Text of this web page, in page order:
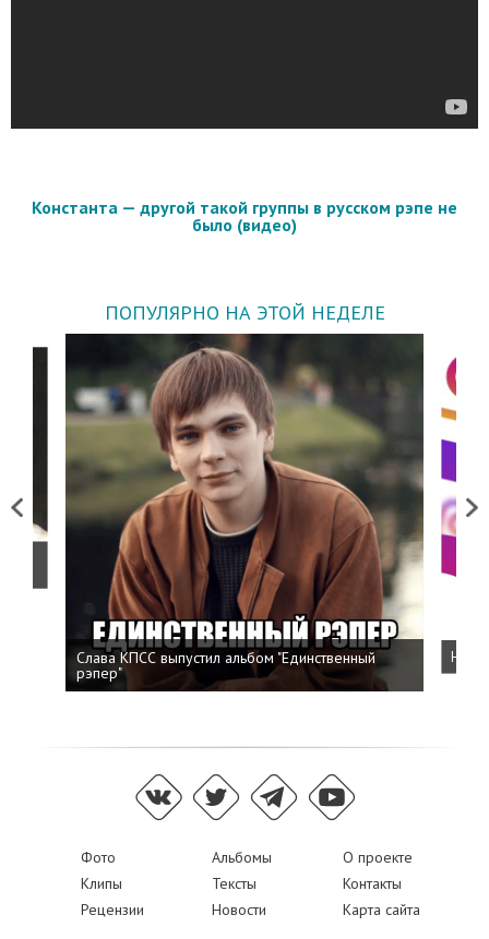
Константа — другой такой группы в русском рэпе не
было (видео)
ПОПУЛЯРНО НА ЭТОЙ НЕДЕЛЕ
Previous
Слава КПСС выпустил альбом "Единственный
рэпер"
Next
Фото Альбомы
О проекте
Клипы
Тексты
Контакты
Рецензии
Новости Карта сайта